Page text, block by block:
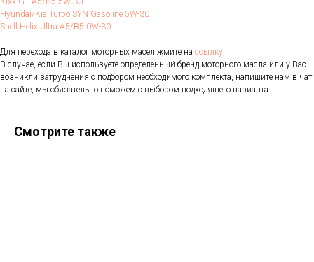
Hyundai/Kia Turbo SYN Gasoline 5W-30
Shell Helix Ultra A5/B5 0W-30
Для перехода в каталог моторных масел жмите на ссылку.
В случае, если Вы используете определенный бренд моторного масла или у Вас
возникли затруднения с подбором необходимого комплекта, напишите нам в чат
на сайте, мы обязательно поможем с выбором подходящего варианта.
Смотрите также